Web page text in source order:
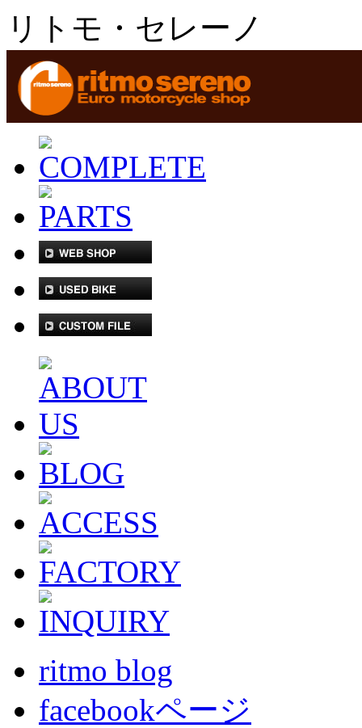
リトモ・セレーノ
ritmo blog
facebookページ